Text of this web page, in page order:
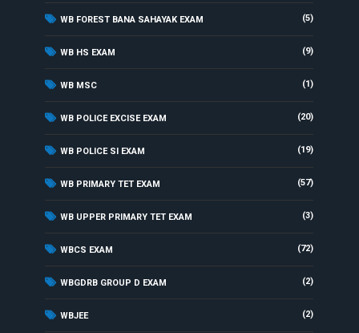
WB FOREST BANA SAHAYAK EXAM (5)
WB HS EXAM (9)
WB MSC (1)
WB POLICE EXCISE EXAM (20)
WB POLICE SI EXAM (19)
WB PRIMARY TET EXAM (57)
WB UPPER PRIMARY TET EXAM (3)
WBCS EXAM (72)
WBGDRB GROUP D EXAM (2)
WBJEE (2)